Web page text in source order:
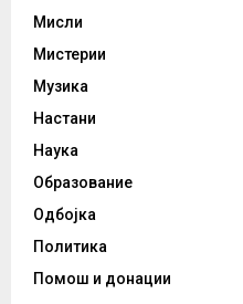
Мисли
Мистерии
Музика
Настани
Наука
Образование
Одбојка
Политика
Помош и донации